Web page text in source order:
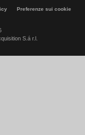
Preferenze sui cookie
S.á r.l.